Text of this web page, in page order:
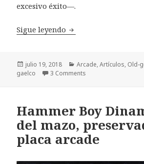
excesivo éxito—.
Sigue leyendo Big Karnak, el primer
Publicado
el
julio 19, 2018 Categorías
Arcade,Artículos, Old-
gaelco
3 Comments
Hammer Boy
del mazo,
placa arcade